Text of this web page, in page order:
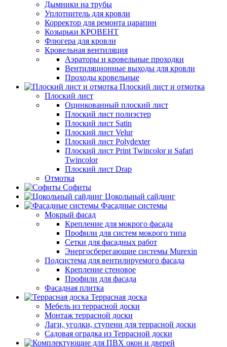
Дымники на трубы
Уплотнитель для кровли
Корректор для ремонта царапин
Козырьки КРОВЕНТ
Флюгера для кровли
Кровельная вентиляция
Аэраторы и кровельные проходки
Вентиляционные выходы для кровли
Проходы кровельные
Плоский лист и отмотка
Плоский лист
Оцинкованный плоский лист
Плоский лист полиэстер
Плоский лист Satin
Плоский лист Velur
Плоский лист Polydexter
Плоский лист Print Twincolor и Safari
Twincolor
Плоский лист Drap
Отмотка
Софиты
Цокольный сайдинг
Фасадные системы
Мокрый фасад
Крепление для мокрого фасада
Профили для систем мокрого типа
Сетки для фасадных работ
Энергосберегающие системы Murexin
Подсистема для вентилируемого фасада
Крепление стеновое
Профили для фасада
Фасадная плитка
Террасная доска
Мебель из террасной доски
Монтаж террасной доски
Лаги, уголки, ступени для террасной доски
Садовая оградка из Террасной доски